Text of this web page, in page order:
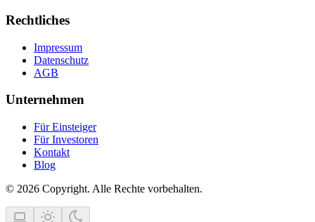
Rechtliches
Impressum
Datenschutz
AGB
Unternehmen
Für Einsteiger
Für Investoren
Kontakt
Blog
© 2026 Copyright. Alle Rechte vorbehalten.